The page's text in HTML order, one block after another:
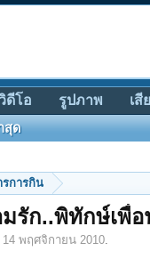
รการกิน
รัก..พิทักษ์เพื่
14 พฤศจิกายน 2010.
สุด
ดีโอ รูปภาพ เสี